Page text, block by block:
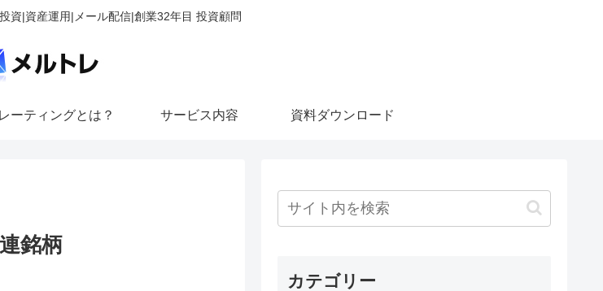
資|資産運用|メール配信|創業32年目 投資顧問
レーティングとは？ サービス内容 資料ダウンロード
銘柄
カテゴリー